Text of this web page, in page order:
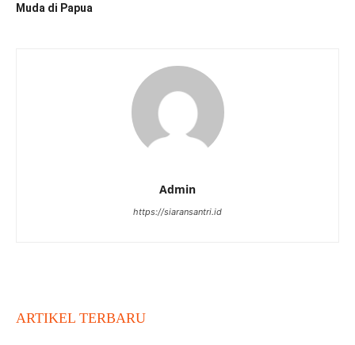
Muda di Papua
Admin
https://siaransantri.id
ARTIKEL TERBARU